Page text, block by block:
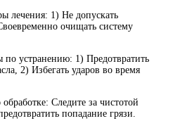
лечения: 1) Не допускать
очищать систему
устранению: 1) Предотвратить
2) Избегать ударов во время
Следите за чистотой
попадание грязи.